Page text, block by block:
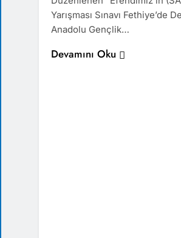
Yarışması Sınavı Fethiye’de
Anadolu Gençlik…
Devamını Oku